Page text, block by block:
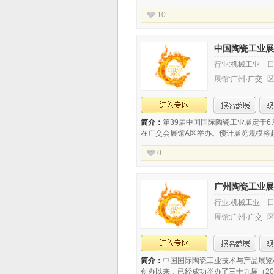
随 中国养老产业共同成长二十五载。展
业发展脉动，逐步从最初的商贸服务平
10
中国陶瓷工业展
行业:机械工业
展馆:广州·广交
简介： 第39届中国国际陶瓷工业展定于6
在广交会展馆A区举办。预计展览规模将
方米，中外展商800多家，参展品牌900
80多个国家和地区的业内观众和专业买
0
中国建筑卫生陶瓷协会广州陶瓷工业展
行业:机械工业
展馆:广州·广交
简介： 中国国际陶瓷工业技术与产品展
创办以来，已经成功举办了三十九届（